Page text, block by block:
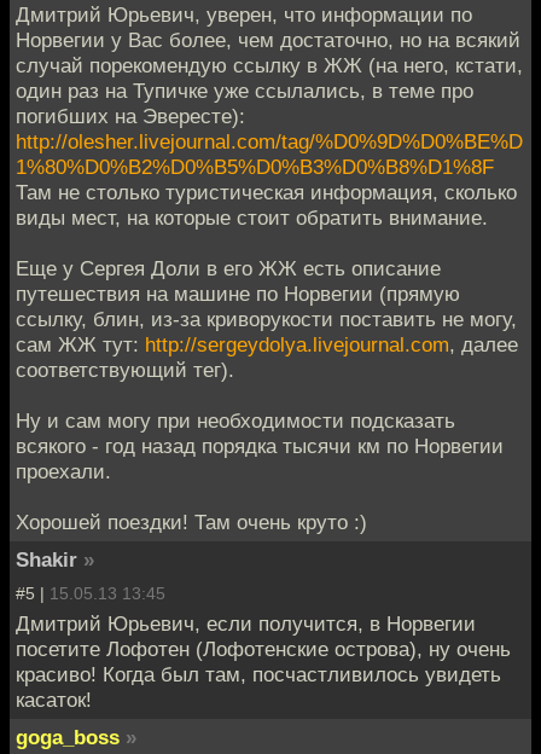
Дмитрий Юрьевич, уверен, что информации по
Норвегии у Вас более, чем достаточно, но на всякий
случай порекомендую ссылку в ЖЖ (на него, кстати,
один раз на Тупичке уже ссылались, в теме про
погибших на Эвересте):
http://olesher.livejournal.com/tag/%D0%9D%D0%BE%D
1%80%D0%B2%D0%B5%D0%B3%D0%B8%D1%8F
Там не столько туристическая информация, сколько
виды мест, на которые стоит обратить внимание.
Еще у Сергея Доли в его ЖЖ есть описание
путешествия на машине по Норвегии (прямую
ссылку, блин, из-за криворукости поставить не могу,
сам ЖЖ тут: http://sergeydolya.livejournal.com, далее
соответствующий тег).
Ну и сам могу при необходимости подсказать
всякого - год назад порядка тысячи км по Норвегии
проехали.
Хорошей поездки! Там очень круто :)
Shakir »
#5 | 15.05.13 13:45
Дмитрий Юрьевич, если получится, в Норвегии
посетите Лофотен (Лофотенские острова), ну очень
красиво! Когда был там, посчастливилось увидеть
касаток!
goga_boss »